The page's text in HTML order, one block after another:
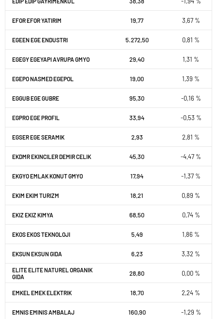
EFOR EFOR YATIRIM 19,77 3,67 %
EGEEN EGE ENDUSTRI 5.272,50 0,81 %
EGEGY EGEYAPI AVRUPA GMYO 29,40 1,31 %
EGEPO NASMED EGEPOL 19,00 1,39 %
EGGUB EGE GUBRE 95,30 -0,16 %
EGPRO EGE PROFIL 33,94 -0,53 %
EGSER EGE SERAMIK 2,93 2,81 %
EKDMR EKINCILER DEMIR CELIK 45,30 -4,47 %
EKGYO EMLAK KONUT GMYO 17,94 -1,37 %
EKIM EKIM TURIZM 18,21 0,89 %
EKIZ EKIZ KIMYA 68,50 0,74 %
EKOS EKOS TEKNOLOJI 5,49 1,86 %
EKSUN EKSUN GIDA 6,23 3,32 %
ELITE ELITE NATUREL ORGANIK
GIDA
28,80 0,00 %
EMKEL EMEK ELEKTRIK 18,70 2,24 %
EMNIS EMINIS AMBALAJ 160,90 -1,29 %